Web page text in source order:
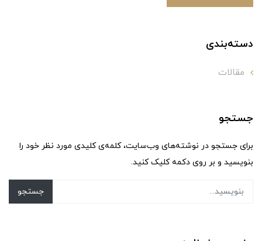
دسته‌بندی
مقالات
جستجو
برای جستجو در نوشته‌های وب‌سایت، کلمه‌ی کلیدی مورد نظر خود را
بنویسید و بر روی دکمه کلیک کنید.
جستجو